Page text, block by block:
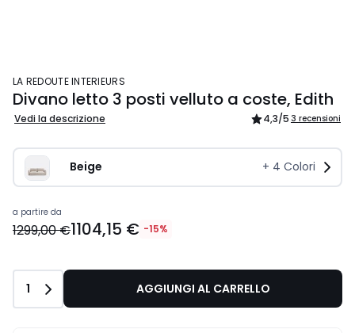
LA REDOUTE INTERIEURS
Divano letto 3 posti velluto a coste, Edith
Vedi la descrizione 4,3/5 3 recensioni
Beige + 4 Colori
a partire da
1299,00 €1104,15 € -15%
Quantità
1 AGGIUNGI AL CARRELLO